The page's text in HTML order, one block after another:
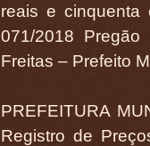
reais e cinquenta
071/2018
Freitas – Prefeito
PREFEITURA
Registro de